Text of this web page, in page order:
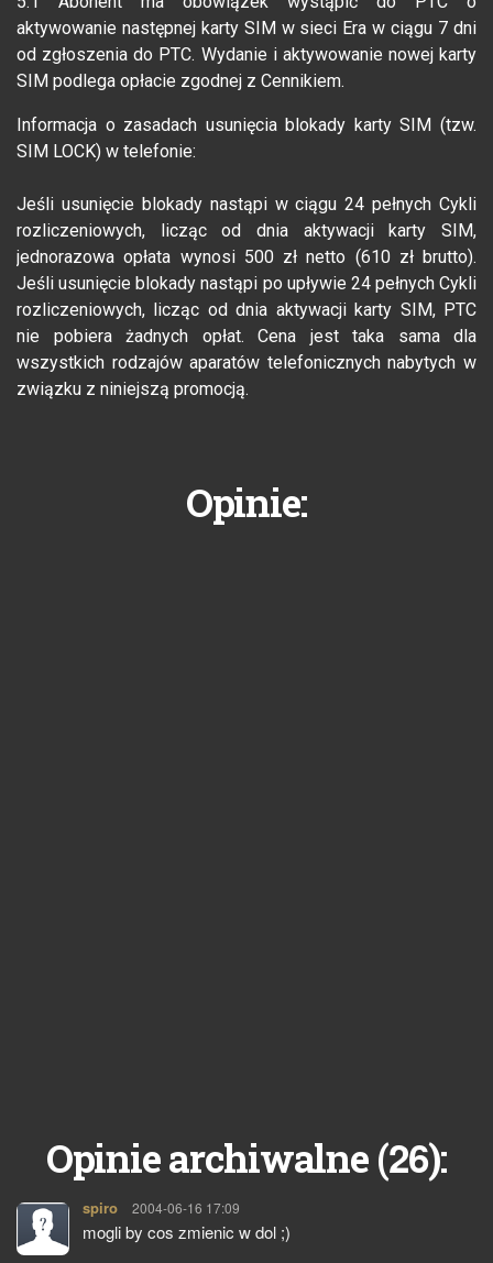
aktywowanie następnej karty SIM w sieci Era w ciągu 7 dni
od zgłoszenia do PTC. Wydanie i aktywowanie nowej karty
SIM podlega opłacie zgodnej z Cennikiem.
Informacja o zasadach usunięcia blokady karty SIM (tzw.
SIM LOCK) w telefonie:
Jeśli usunięcie blokady nastąpi w ciągu 24 pełnych Cykli
rozliczeniowych, licząc od dnia aktywacji karty SIM,
jednorazowa opłata wynosi 500 zł netto (610 zł brutto).
Jeśli usunięcie blokady nastąpi po upływie 24 pełnych Cykli
rozliczeniowych, licząc od dnia aktywacji karty SIM, PTC
nie pobiera żadnych opłat. Cena jest taka sama dla
wszystkich rodzajów aparatów telefonicznych nabytych w
związku z niniejszą promocją.
Opinie:
Opinie archiwalne (26):
spiro pisze:
2004-06-16 17:09
mogli by cos zmienic w dol ;)